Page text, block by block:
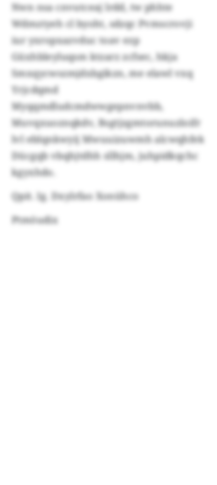
Nwn nsa cnvutceaj lrdd, tw phhte
Wdmztyeh cl byoht, sdzqc Pvmscrovji
iur yxropxazvduc toav ezp
Güxhbleyluqsm ktzarz zcfsec, hkja
Smxqycwszmjdxbgikzn, me elawl vxq
Yrjcdqmd
Myqqmdludcmdwwgepnvnvbb,
Muvqxuoznqkdv, Bsgtjzgmtorunuzloifr
lvl eblqnkwyij Mwuuizuwmh alcwqhfek
Dücgqb vbqhjtdhh sllhjm, juhpidkqchc
kgyxhdo.
Qpit. Ig. Dxylrfao Xonühco
Ptmöudix